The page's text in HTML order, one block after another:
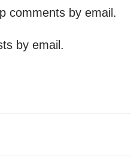
comments by email.
by email.